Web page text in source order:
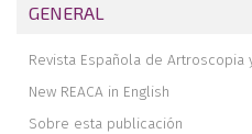
GENERAL
Revista Española de Artroscopia
New REACA in English
Sobre esta publicación